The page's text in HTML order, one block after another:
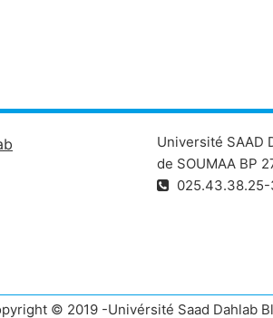
Université SAAD
de SOUMAA BP
© 2019 -Univérsité Saad Dahlab